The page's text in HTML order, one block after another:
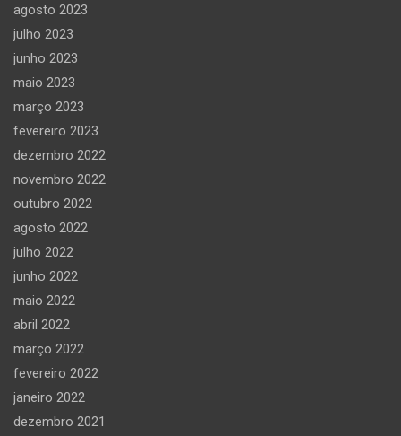
agosto 2023
julho 2023
junho 2023
maio 2023
março 2023
fevereiro 2023
dezembro 2022
novembro 2022
outubro 2022
agosto 2022
julho 2022
junho 2022
maio 2022
abril 2022
março 2022
fevereiro 2022
janeiro 2022
dezembro 2021